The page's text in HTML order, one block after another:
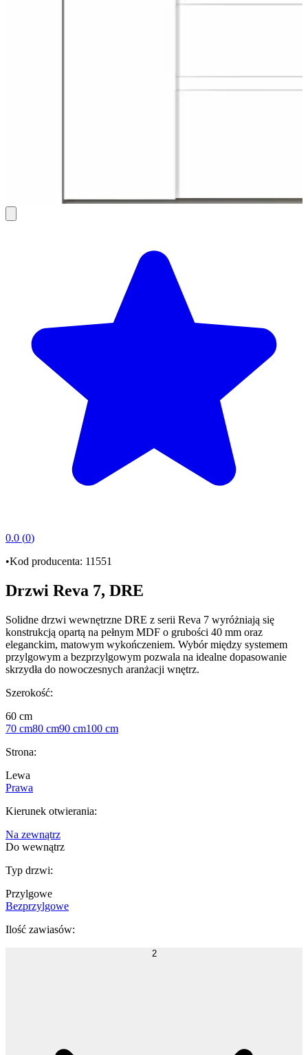
0.0 (0)
•Kod producenta: 11551
Drzwi Reva 7, DRE
Solidne drzwi wewnętrzne DRE z serii Reva 7 wyróżniają się
konstrukcją opartą na pełnym MDF o grubości 40 mm oraz
eleganckim, matowym wykończeniem. Wybór między systemem
przylgowym a bezprzylgowym pozwala na idealne dopasowanie
skrzydła do nowoczesnych aranżacji wnętrz.
Szerokość:
60 cm
70 cm80 cm90 cm100 cm
Strona:
Lewa
Prawa
Kierunek otwierania:
Na zewnątrz
Do wewnątrz
Typ drzwi:
Przylgowe
Bezprzylgowe
Ilość zawiasów:
2